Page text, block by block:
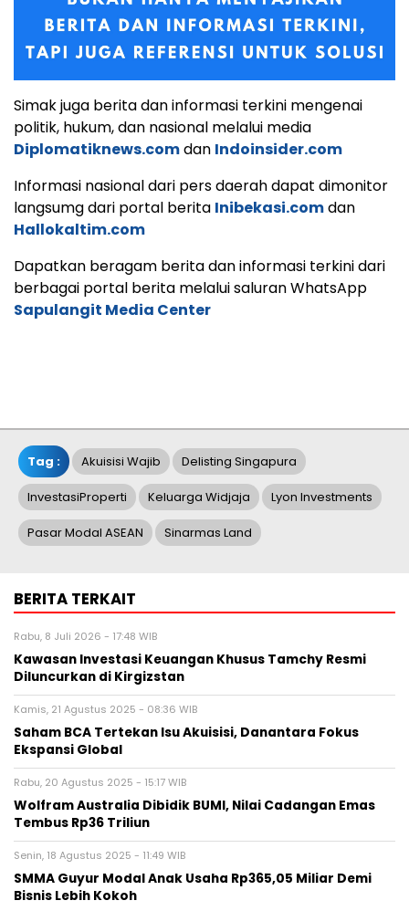
Simak juga berita dan informasi terkini mengenai
politik, hukum, dan nasional melalui media
Diplomatiknews.comdan Indoinsider.com
Informasi nasional dari pers daerah dapat dimonitor
langsumg dari portal berita Inibekasi.comdan
Hallokaltim.com
Dapatkan beragam berita dan informasi terkini dari
berbagai portal berita melalui saluran WhatsApp
Sapulangit Media Center
Tag : Akuisisi Wajib Delisting Singapura
InvestasiProperti Keluarga Widjaja Lyon Investments
Pasar Modal ASEAN Sinarmas Land
BERITA TERKAIT
Rabu, 8 Juli 2026 - 17:48 WIB
Kawasan Investasi Keuangan Khusus Tamchy Resmi
Diluncurkan di Kirgizstan
Kamis, 21 Agustus 2025 - 08:36 WIB
Saham BCA Tertekan Isu Akuisisi, Danantara Fokus
Ekspansi Global
Rabu, 20 Agustus 2025 - 15:17 WIB
Wolfram Australia Dibidik BUMI, Nilai Cadangan Emas
Tembus Rp36 Triliun
Senin, 18 Agustus 2025 - 11:49 WIB
SMMA Guyur Modal Anak Usaha Rp365,05 Miliar Demi
Bisnis Lebih Kokoh